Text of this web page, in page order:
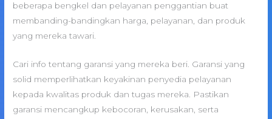
beberapa bengkel dan pelayanan penggantian buat
membanding-bandingkan harga, pelayanan, dan produk
yang mereka tawari.
Cari info tentang garansi yang mereka beri. Garansi yang
solid memperlihatkan keyakinan penyedia pelayanan
kepada kwalitas produk dan tugas mereka. Pastikan
garansi mencangkup kebocoran, kerusakan, serta